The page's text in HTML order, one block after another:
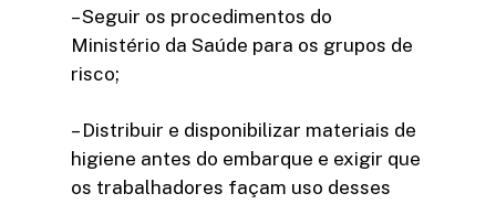
– Seguir os procedimentos do
Ministério da Saúde para os grupos de
risco;
– Distribuir e disponibilizar materiais de
higiene antes do embarque e exigir que
os trabalhadores façam uso desses